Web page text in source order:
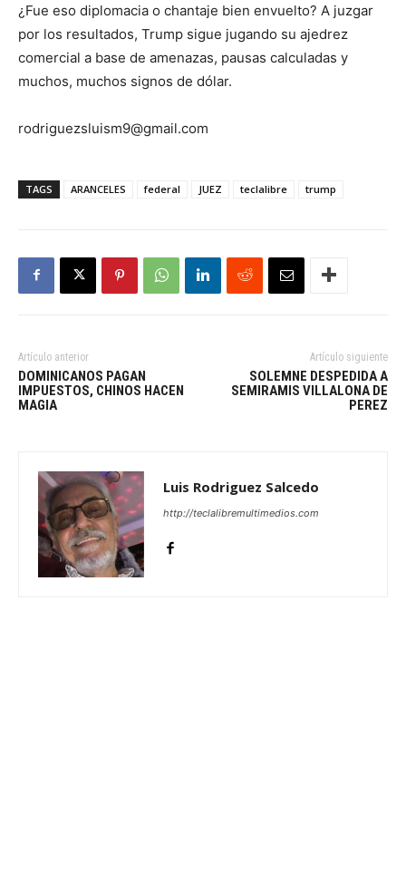
¿Fue eso diplomacia o chantaje bien envuelto? A juzgar
por los resultados, Trump sigue jugando su ajedrez
comercial a base de amenazas, pausas calculadas y
muchos, muchos signos de dólar.
rodriguezsluism9@gmail.com
TAGS ARANCELES federal JUEZ teclalibre trump
Artículo anterior
DOMINICANOS PAGAN
IMPUESTOS, CHINOS HACEN
MAGIA
Artículo siguiente
SOLEMNE DESPEDIDA A
SEMIRAMIS VILLALONA DE
PEREZ
Luis Rodriguez Salcedo
http://teclalibremultimedios.com